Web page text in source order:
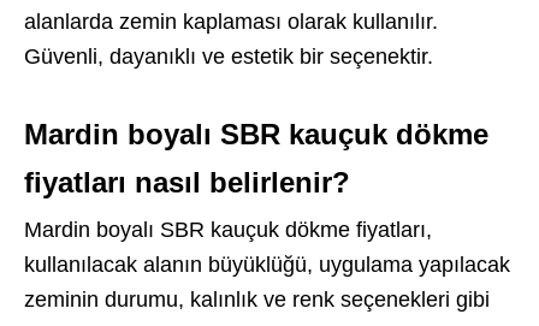
alanlarda zemin kaplaması olarak kullanılır.
Güvenli, dayanıklı ve estetik bir seçenektir.
Mardin boyalı SBR kauçuk dökme
fiyatları nasıl belirlenir?
Mardin boyalı SBR kauçuk dökme fiyatları,
kullanılacak alanın büyüklüğü, uygulama yapılacak
zeminin durumu, kalınlık ve renk seçenekleri gibi